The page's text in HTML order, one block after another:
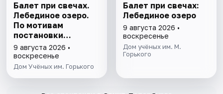
Балет при свечах.
Лебединое озеро.
По мотивам
постановки
Мариуса Петипа
9 августа 2026 •
воскресенье
Дом Учёных им. Горького
Балет при свечах:
Лебединое озеро
9 августа 2026 •
воскресенье
Дом учёных им. М.
Горького